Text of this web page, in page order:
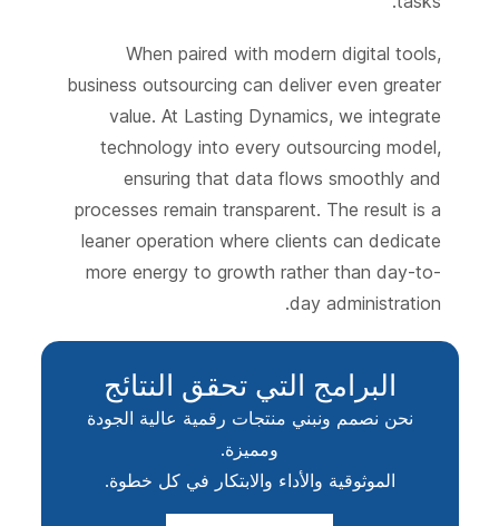
When paired with modern digital tools,
business outsourcing can deliver even greater
value. At Lasting Dynamics, we integrate
technology into every outsourcing model,
ensuring that data flows smoothly and
processes remain transparent. The result is a
leaner operation where clients can dedicate
more energy to growth rather than day-to-
day administration.
البرامج التي تحقق النتائج
نحن نصمم ونبني منتجات رقمية عالية الجودة
ومميزة.
الموثوقية والأداء والابتكار في كل خطوة.